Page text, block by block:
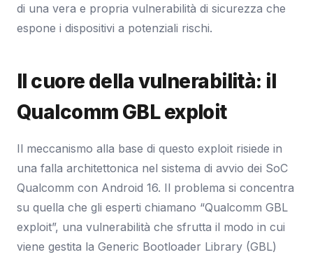
di una vera e propria vulnerabilità di sicurezza che
espone i dispositivi a potenziali rischi.
Il cuore della vulnerabilità: il
Qualcomm GBL exploit
Il meccanismo alla base di questo exploit risiede in
una falla architettonica nel sistema di avvio dei SoC
Qualcomm con Android 16. Il problema si concentra
su quella che gli esperti chiamano “Qualcomm GBL
exploit”, una vulnerabilità che sfrutta il modo in cui
viene gestita la Generic Bootloader Library (GBL)